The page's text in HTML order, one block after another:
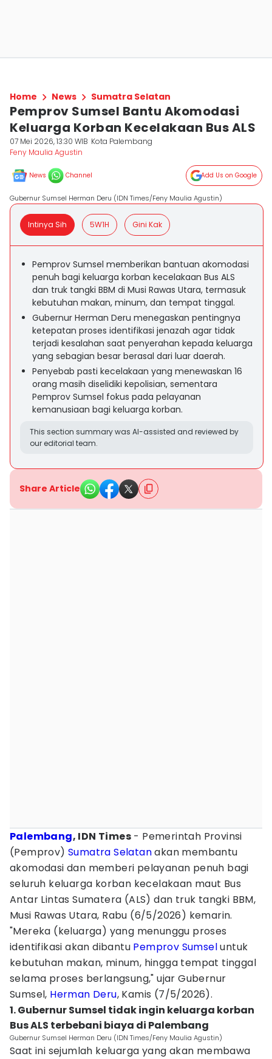
Home News Sumatra Selatan
Pemprov Sumsel Bantu Akomodasi
Keluarga Korban Kecelakaan Bus ALS
07 Mei 2026, 13:30 WIB Kota Palembang
Feny Maulia Agustin
News Channel Add Us on Google
Gubernur Sumsel Herman Deru (IDN Times/Feny Maulia Agustin)
Intinya Sih 5W1H Gini Kak
Pemprov Sumsel memberikan bantuan akomodasi
penuh bagi keluarga korban kecelakaan Bus ALS
dan truk tangki BBM di Musi Rawas Utara, termasuk
kebutuhan makan, minum, dan tempat tinggal.
Gubernur Herman Deru menegaskan pentingnya
ketepatan proses identifikasi jenazah agar tidak
terjadi kesalahan saat penyerahan kepada keluarga
yang sebagian besar berasal dari luar daerah.
Penyebab pasti kecelakaan yang menewaskan 16
orang masih diselidiki kepolisian, sementara
Pemprov Sumsel fokus pada pelayanan
kemanusiaan bagi keluarga korban.
This section summary was AI-assisted and reviewed by
our editorial team.
Share Article
Palembang, IDN Times - Pemerintah Provinsi
(Pemprov)Sumatra Selatanakan membantu
akomodasi dan memberi pelayanan penuh bagi
seluruh keluarga korban kecelakaan maut Bus
Antar Lintas Sumatera (ALS) dan truk tangki BBM,
Musi Rawas Utara, Rabu (6/5/2026) kemarin.
"Mereka (keluarga) yang menunggu proses
identifikasi akan dibantu Pemprov Sumseluntuk
kebutuhan makan, minum, hingga tempat tinggal
selama proses berlangsung," ujar Gubernur
Sumsel, Herman Deru, Kamis (7/5/2026).
1. Gubernur Sumsel tidak ingin keluarga korban
Bus ALS terbebani biaya di Palembang
Gubernur Sumsel Herman Deru (IDN Times/Feny Maulia Agustin)
Saat ini sejumlah keluarga yang akan membawa